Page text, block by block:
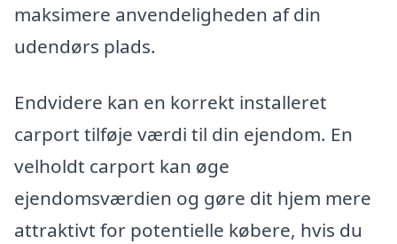
maksimere anvendeligheden af din
udendørs plads.
Endvidere kan en korrekt installeret
carport tilføje værdi til din ejendom. En
velholdt carport kan øge
ejendomsværdien og gøre dit hjem mere
attraktivt for potentielle købere, hvis du